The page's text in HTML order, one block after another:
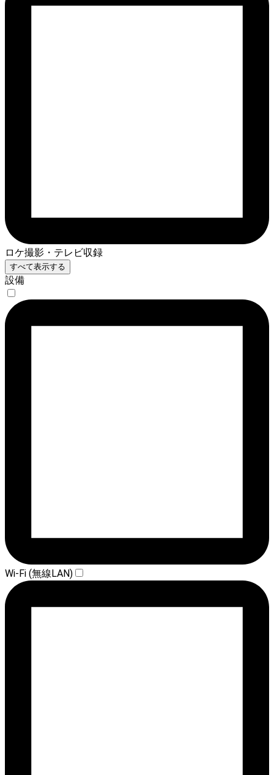
ロケ撮影・テレビ収録
すべて表示する
設備
Wi-Fi (無線LAN)